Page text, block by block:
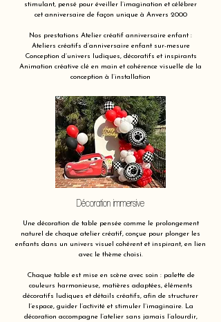
stimulant, pensé pour éveiller l’imagination et célébrer
cet anniversaire de façon unique à Anvers 2000
Nos prestations Atelier créatif anniversaire enfant :
Ateliers créatifs d’anniversaire enfant sur-mesure
Conception d’univers ludiques, décoratifs et inspirants
Animation créative clé en main et cohérence visuelle de la
conception à l’installation
Décoration immersive
Une décoration de table pensée comme le prolongement
naturel de chaque atelier créatif, conçue pour plonger les
enfants dans un univers visuel cohérent et inspirant, en lien
avec le thème choisi.
Chaque table est mise en scène avec soin : palette de
couleurs harmonieuse, matières adaptées, éléments
décoratifs ludiques et détails créatifs, afin de structurer
l’espace, guider l’activité et stimuler l’imaginaire. La
décoration accompagne l’atelier sans jamais l’alourdir,